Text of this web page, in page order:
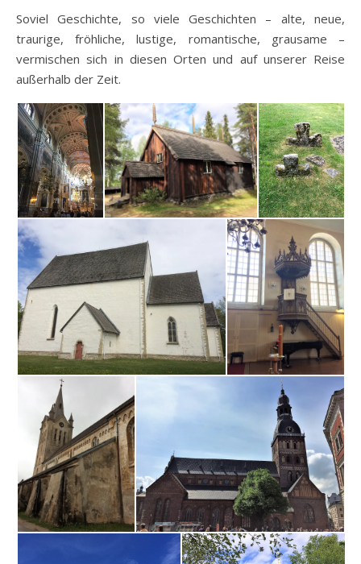
Soviel Geschichte, so viele Geschichten – alte, neue,
traurige, fröhliche, lustige, romantische, grausame –
vermischen sich in diesen Orten und auf unserer Reise
außerhalb der Zeit.